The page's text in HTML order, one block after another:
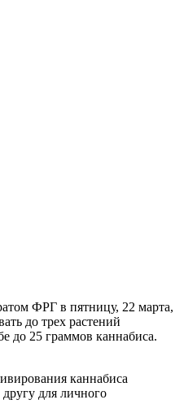
ФРГ в пятницу, 22 марта,
до трех растений
до 25 граммов каннабиса.
каннабиса
для личного